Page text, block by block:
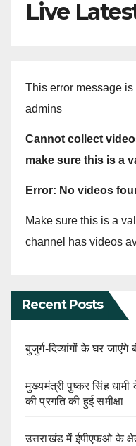
Live
This error message
admins
Cannot collect
make sure this is a
Error: No videos
Make sure this is a
channel has videos
Recent Posts
बुजुर्ग-दिव्यांगों के घर
मुख्यमंत्री पुष्कर सिंह धामी
की प्रगति की हुई समीक्षा
उत्तराखंड में ईपीएफओ के